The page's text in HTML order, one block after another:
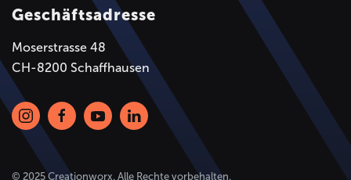
Geschäftsadresse
Moserstrasse 48
CH-8200 Schaffhausen
© 2025 Creationworx. Alle Rechte vorbehalten.